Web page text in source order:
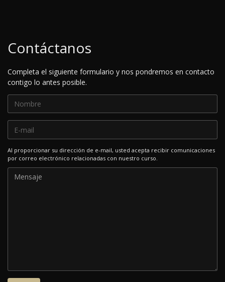
Contáctanos
Completa el siguiente formulario y nos pondremos en contacto
contigo lo antes posible.
Al proporcionar su dirección de e-mail, usted acepta recibir comunicaciones
por correo electrónico relacionadas con nuestro curso.